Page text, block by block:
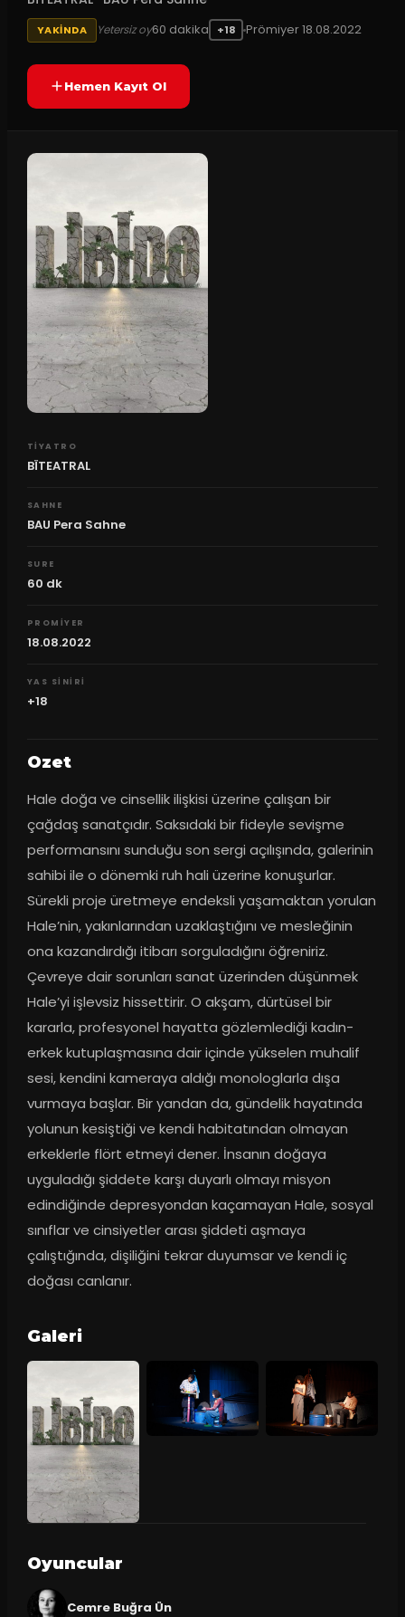
YAKINDA Yetersiz oy60 dakika +18 Prömiyer18.08.2022
Hemen Kayıt Ol
TIYATRO
BÏTEATRAL
SAHNE
BAU Pera Sahne
SURE
60 dk
PROMIYER
18.08.2022
YAS SINIRI
+18
Ozet
Hale doğa ve cinsellik ilişkisi üzerine çalışan bir
çağdaş sanatçıdır. Saksıdaki bir fideyle sevişme
performansını sunduğu son sergi açılışında, galerinin
sahibi ile o dönemki ruh hali üzerine konuşurlar.
Sürekli proje üretmeye endeksli yaşamaktan yorulan
Hale’nin, yakınlarından uzaklaştığını ve mesleğinin
ona kazandırdığı itibarı sorguladığını öğreniriz.
Çevreye dair sorunları sanat üzerinden düşünmek
Hale’yi işlevsiz hissettirir. O akşam, dürtüsel bir
kararla, profesyonel hayatta gözlemlediği kadın-
erkek kutuplaşmasına dair içinde yükselen muhalif
sesi, kendini kameraya aldığı monologlarla dışa
vurmaya başlar. Bir yandan da, gündelik hayatında
yolunun kesiştiği ve kendi habitatından olmayan
erkeklerle flört etmeyi dener. İnsanın doğaya
uyguladığı şiddete karşı duyarlı olmayı misyon
edindiğinde depresyondan kaçamayan Hale, sosyal
sınıflar ve cinsiyetler arası şiddeti aşmaya
çalıştığında, dişiliğini tekrar duyumsar ve kendi iç
doğası canlanır.
Galeri
Oyuncular
Cemre Buğra Ün